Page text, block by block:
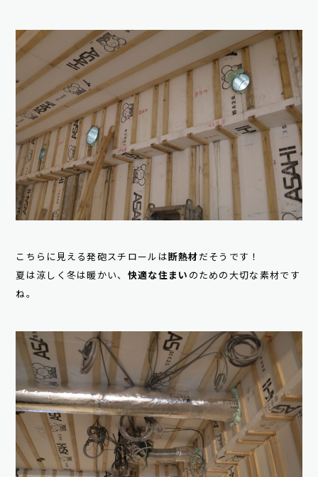
こちらに見える発砲スチロールは 断熱材 だそうです！
夏は涼しく冬は暖かい、 快適な住まい のための大切な素材です
ね。